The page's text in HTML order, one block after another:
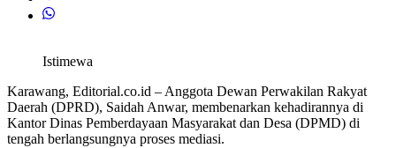
Istimewa
Karawang, Editorial.co.id – Anggota Dewan Perwakilan Rakyat
Daerah (DPRD), Saidah Anwar, membenarkan kehadirannya di
Kantor Dinas Pemberdayaan Masyarakat dan Desa (DPMD) di
tengah berlangsungnya proses mediasi.